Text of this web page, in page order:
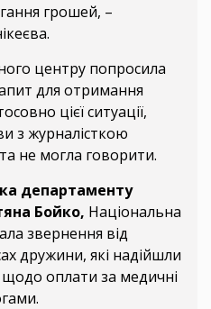
грошей, –
центру попросила
для отримання
цієї ситуації,
з журналісткою
не могла говорити.
департаменту
Бойко, Національна
звернення від
дружини, які надійшли
щодо оплати за медичні